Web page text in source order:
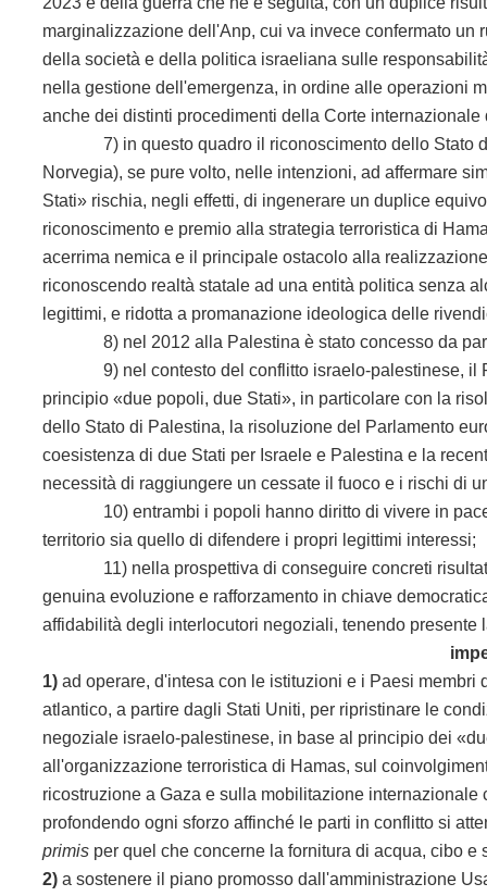
marginalizzazione dell'Anp, cui va invece confermato
della società e della politica israeliana sulle
nella gestione dell'emergenza, in ordine alle operazioni
anche dei distinti procedimenti della Corte
7) in questo quadro il riconoscimento dello Stato di
Norvegia), se pure volto, nelle intenzioni, ad affermare
Stati» rischia, negli effetti, di ingenerare un duplice
riconoscimento e premio alla strategia terroristica di
acerrima nemica e il principale ostacolo alla
riconoscendo realtà statale ad una entità politica senza
legittimi, e ridotta a promanazione ideologica delle
8) nel 2012 alla Palestina è stato concesso da
9) nel contesto del conflitto israelo-palestinese, il
principio «due popoli, due Stati», in particolare con la
dello Stato di Palestina, la risoluzione del Parlamento
coesistenza di due Stati per Israele e Palestina e la
necessità di raggiungere un cessate il fuoco e i rischi di
10) entrambi i popoli hanno diritto di vivere in pace
territorio sia quello di difendere i propri legittimi interessi;
11) nella prospettiva di conseguire concreti risultati,
genuina evoluzione e rafforzamento in chiave
affidabilità degli interlocutori negoziali, tenendo
1) ad operare, d'intesa con le istituzioni e i Paesi
atlantico, a partire dagli Stati Uniti, per ripristinare le
negoziale israelo-palestinese, in base al principio dei
all'organizzazione terroristica di Hamas, sul
ricostruzione a Gaza e sulla mobilitazione
profondendo ogni sforzo affinché le parti in conflitto si
primis per quel che concerne la fornitura di acqua, cibo
2) a sostenere il piano promosso dall'amministrazione